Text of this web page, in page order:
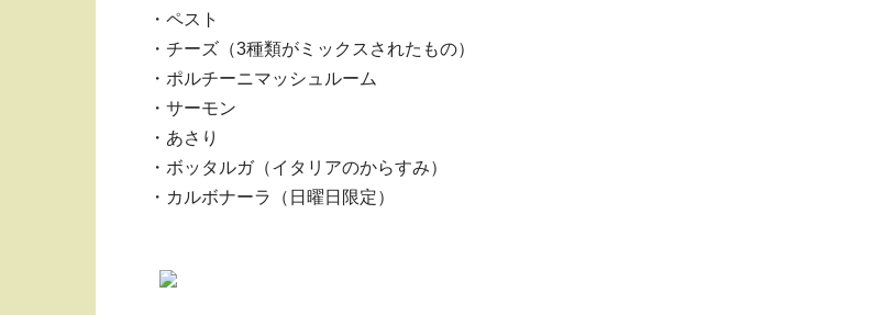
・ペスト
・チーズ（3種類がミックスされたもの）
・ポルチーニマッシュルーム
・サーモン
・あさり
・ボッタルガ（イタリアのからすみ）
・カルボナーラ（日曜日限定）